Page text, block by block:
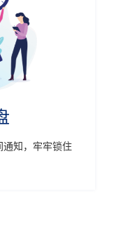
通知，牢牢锁住